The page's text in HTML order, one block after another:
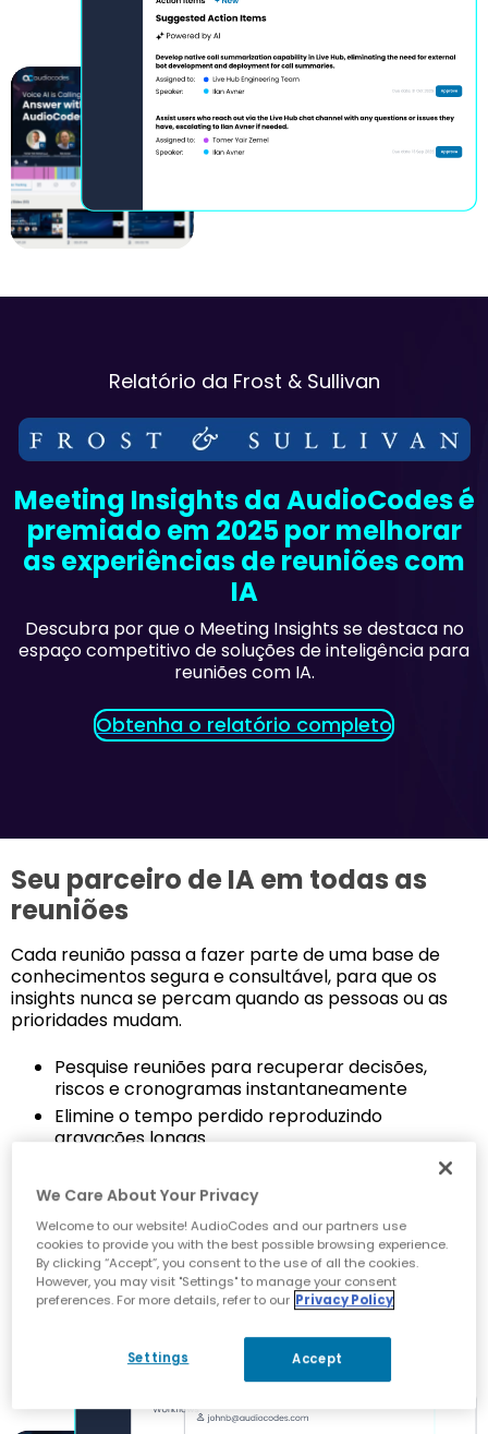
Relatório da Frost & Sullivan
Meeting Insights da AudioCodes é
premiado em 2025 por melhorar
as experiências de reuniões com
IA
Descubra por que o Meeting Insights se destaca no
espaço competitivo de soluções de inteligência para
reuniões com IA.
Obtenha o relatório completo
Seu parceiro de IA em todas as
reuniões
Cada reunião passa a fazer parte de uma base de
conhecimentos segura e consultável, para que os
insights nunca se percam quando as pessoas ou as
prioridades mudam.
Pesquise reuniões para recuperar decisões,
riscos e cronogramas instantaneamente
Elimine o tempo perdido reproduzindo
gravações longas
organizacional auditável e conforme com as
normas
We Care About Your Privacy
Welcome to our website! AudioCodes and our partners use
cookies to provide you with the best possible browsing experience.
By clicking “Accept”, you consent to the use of all the cookies.
However, you may visit "Settings" to manage your consent
preferences. For more details, refer to our Privacy Policy
Settings Accept